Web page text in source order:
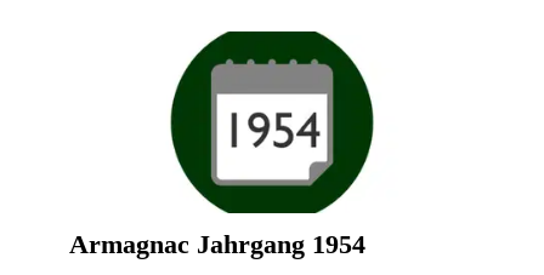
Armagnac Jahrgang 1954